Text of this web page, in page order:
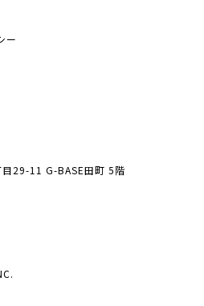
ー
29-11 G-BASE田町 5階